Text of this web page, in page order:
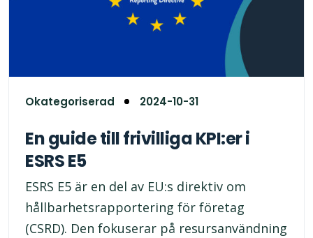
Okategoriserad 2024-10-31
En guide till frivilliga KPI:er i
ESRS E5
ESRS E5 är en del av EU:s direktiv om
hållbarhetsrapportering för företag
(CSRD). Den fokuserar på resursanvändning